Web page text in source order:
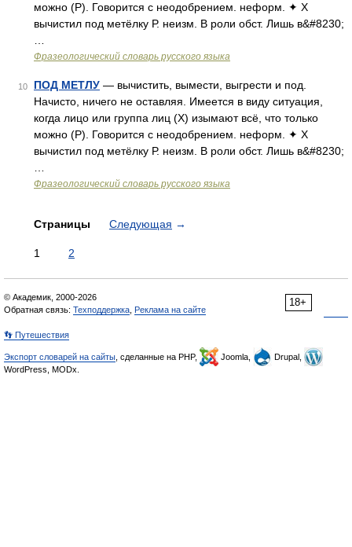
можно (Р). Говорится с неодобрением. неформ. ✦ Х
вычистил под метёлку Р. неизм. В роли обст. Лишь в&#8230;
Фразеологический словарь русского языка
10 ПОД МЕТЛУ — вычистить, вымести, выгрести и под.
Начисто, ничего не оставляя. Имеется в виду ситуация,
когда лицо или группа лиц (Х) изымают всё, что только
можно (Р). Говорится с неодобрением. неформ. ✦ Х
вычистил под метёлку Р. неизм. В роли обст. Лишь в&#8230;
Фразеологический словарь русского языка
Страницы Следующая →
1 2
18+
© Академик, 2000-2026
Обратная связь: Техподдержка Реклама на сайте
👣 Путешествия
Экспорт словарей на сайты , сделанные на PHP, Joomla,
Drupal,
WordPress, MODx.